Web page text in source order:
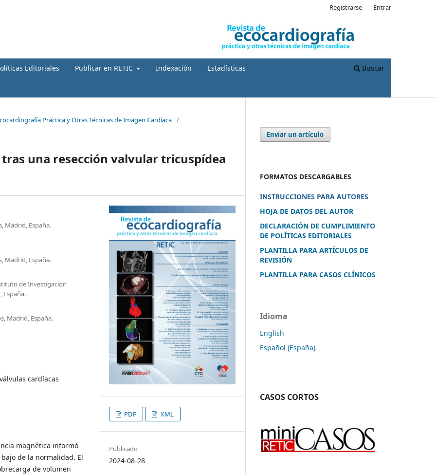
Editoriales Publicar en RETIC Indexación Estadísticas Buscar
Registrarse Entrar
Práctica y Otras Técnicas de Imagen Cardíaca /
una resección valvular tricuspídea
Madrid, España.
Madrid, España.
de Investigación
España.
Madrid, España.
cardíacas
magnética informó
de la normalidad. El
de volumen
PDF XML
Publicado
2024-08-28
Enviar un artículo
FORMATOS DESCARGABLES
INSTRUCCIONES PARA AUTORES
HOJA DE DATOS DEL AUTOR
DECLARACIÓN DE CUMPLIMIENTO
DE POLÍTICAS EDITORIALES
PLANTILLA PARA ARTÍCULOS DE
REVISIÓN
PLANTILLA PARA CASOS CLÍNICOS
Idioma
English
Español (España)
CASOS CORTOS